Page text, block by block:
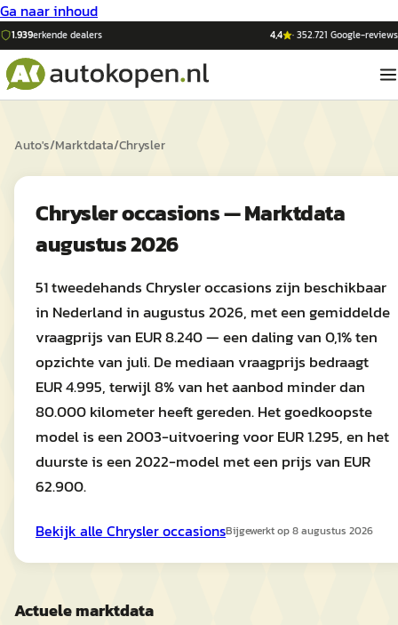
Ga naar inhoud
1.939erkende dealers 4,4 ·352.721 Google-reviews
Auto's/Marktdata/Chrysler
Chrysler occasions — Marktdata
augustus 2026
51 tweedehands Chrysler occasions zijn beschikbaar
in Nederland in augustus 2026, met een gemiddelde
vraagprijs van EUR 8.240 — een daling van 0,1% ten
opzichte van juli. De mediaan vraagprijs bedraagt
EUR 4.995, terwijl 8% van het aanbod minder dan
80.000 kilometer heeft gereden. Het goedkoopste
model is een 2003-uitvoering voor EUR 1.295, en het
duurste is een 2022-model met een prijs van EUR
62.900.
Bekijk alle ChrysleroccasionsBijgewerkt op8 augustus 2026
Actuele marktdata